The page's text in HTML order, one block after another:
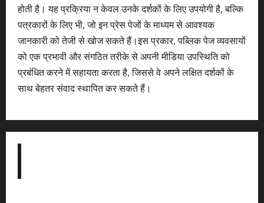
होती है। यह प्रक्रिया न केवल उनके दर्शकों के लिए उपयोगी है, बल्कि
पत्रकारों के लिए भी, जो इन प्रेस पेजों के माध्यम से आवश्यक
जानकारी को तेजी से खोज सकते हैं।इस प्रकार, पब्लिक पेज व्यवसायों
को एक प्रभावी और संगठित तरीके से अपनी मीडिया उपस्थिति को
प्रबंधित करने में सहायता करता है, जिससे वे अपने लक्षित दर्शकों के
साथ बेहतर संवाद स्थापित कर सकते हैं।